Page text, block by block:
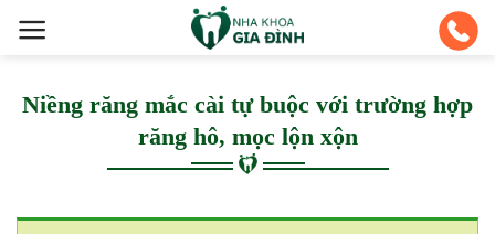
Niềng răng mắc cài tự buộc với trường hợp
răng hô, mọc lộn xộn